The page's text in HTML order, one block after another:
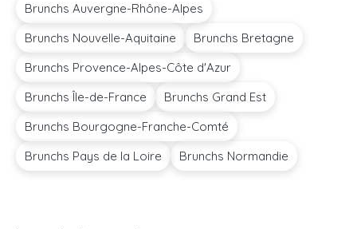
Brunchs Auvergne-Rhône-Alpes
Brunchs Nouvelle-Aquitaine
Brunchs Bretagne
Brunchs Provence-Alpes-Côte d'Azur
Brunchs Île-de-France
Brunchs Grand Est
Brunchs Bourgogne-Franche-Comté
Brunchs Pays de la Loire
Brunchs Normandie